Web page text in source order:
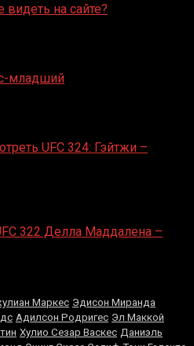
видеть на сайте?
младший
UFC 324: Гэйтжи –
322 Делла Маддалена –
Маркес Эдисон Миранда
Адилсон Родригес Эл Маккой
Хулио Сезар Васкес Даниэль